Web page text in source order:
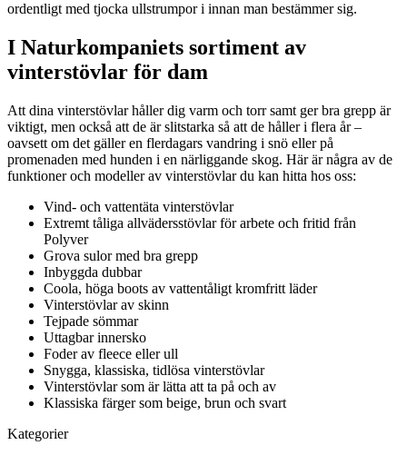
ordentligt med tjocka ullstrumpor i innan man bestämmer sig.
I Naturkompaniets sortiment av
vinterstövlar för dam
Att dina vinterstövlar håller dig varm och torr samt ger bra grepp är
viktigt, men också att de är slitstarka så att de håller i flera år –
oavsett om det gäller en flerdagars vandring i snö eller på
promenaden med hunden i en närliggande skog. Här är några av de
funktioner och modeller av vinterstövlar du kan hitta hos oss:
Vind- och vattentäta vinterstövlar
Extremt tåliga allvädersstövlar för arbete och fritid från
Polyver
Grova sulor med bra grepp
Inbyggda dubbar
Coola, höga boots av vattentåligt kromfritt läder
Vinterstövlar av skinn
Tejpade sömmar
Uttagbar innersko
Foder av fleece eller ull
Snygga, klassiska, tidlösa vinterstövlar
Vinterstövlar som är lätta att ta på och av
Klassiska färger som beige, brun och svart
Kategorier